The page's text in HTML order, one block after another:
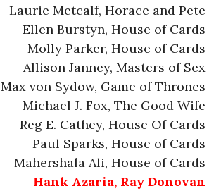
Laurie Metcalf, Horace and Pete
Ellen Burstyn, House of Cards
Molly Parker, House of Cards
Allison Janney, Masters of Sex
Max von Sydow, Game of Thrones
Michael J. Fox, The Good Wife
Reg E. Cathey, House Of Cards
Paul Sparks, House of Cards
Mahershala Ali, House of Cards
Hank Azaria, Ray Donovan